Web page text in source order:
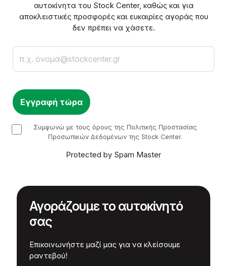
αυτοκίνητα του Stock Center, καθώς και για
αποκλειστικές προσφορές και ευκαιρίες αγοράς που
δεν πρέπει να χάσετε.
checkbox
Συμφωνώ με τους όρους της Πολιτικής Προστασίας
Προσωπικών Δεδομένων της Stock Center.
Protected by Spam Master
Αγοράζουμε το αυτοκίνητό
σας
Επικοινωνήστε μαζί μας για να κλείσουμε
ραντεβού!